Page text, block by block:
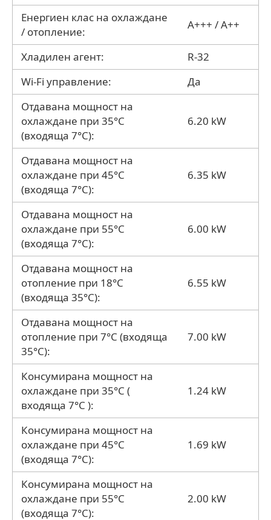
Енергиен клас на охлаждане
/ отопление:
A+++ / A++
Хладилен агент:
R-32
Wi-Fi управление:
Да
Отдавана мощност на
охлаждане при 35°C
(входяща 7°C):
6.20 kW
Отдавана мощност на
охлаждане при 45°C
(входяща 7°C):
6.35 kW
Отдавана мощност на
охлаждане при 55°C
(входяща 7°C):
6.00 kW
Отдавана мощност на
отопление при 18°C
(входяща 35°C):
6.55 kW
Отдавана мощност на
отопление при 7°C (входяща
35°C):
7.00 kW
Консумирана мощност на
охлаждане при 35°C (
входяща 7°C ):
1.24 kW
Консумирана мощност на
охлаждане при 45°C
(входяща 7°C):
1.69 kW
Консумирана мощност на
охлаждане при 55°C
(входяща 7°C):
2.00 kW